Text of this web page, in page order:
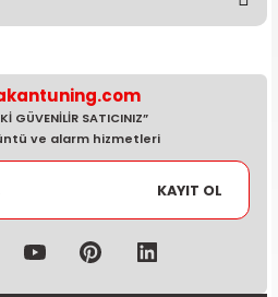
ederiz.
veya görüntülenemiyor.
bilgiler bulunuyor.
daha pahalı.
GÜVENİLİR SATICINIZ”
ve alarm hizmetleri
KAYIT OL